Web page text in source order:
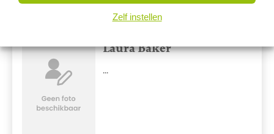
Zelf instellen
Laura Baker
...